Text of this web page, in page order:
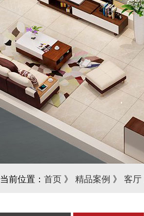
当前位置： 首页 》 精品案例 》 客厅